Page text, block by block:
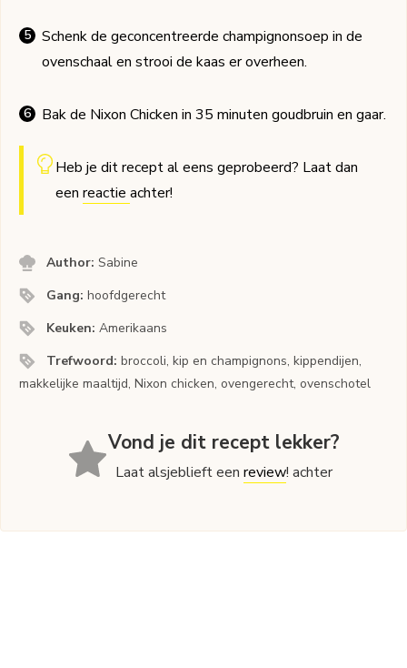
Schenk de geconcentreerde champignonsoep in de
ovenschaal en strooi de kaas er overheen.
Bak de Nixon Chicken in 35 minuten goudbruin en gaar.
Heb je dit recept al eens geprobeerd? Laat dan
een reactie achter!
Author:Sabine
Gang:hoofdgerecht
Keuken:Amerikaans
Trefwoord:broccoli, kip en champignons, kippendijen,
makkelijke maaltijd, Nixon chicken, ovengerecht, ovenschotel
Vond je dit recept lekker?
Laat alsjeblieft eenreview! achter